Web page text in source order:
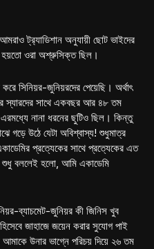
ট্র‍্যাডিশান অনুযায়ী ছোট ভাইদের
হয়তো ওরা অশ্রুসিক্ত ছিল।
সিনিয়র-জুনিয়রদের পেয়েছি। অর্থাৎ
স্যারদের সাথে একবছর আর ৪৮ তম
এরমধ্যে নানা ধরনের ছুটিও ছিল। কিন্তু
গড়ে উঠে যেটা অবিশ্বাস্য! শুধুমাত্র
প্রত্যেকের সাথে প্রত্যেকের এত
শুধু বললেই হলো, আমি একাডেমি
ব্যাচমেট-জুনিয়র কী জিনিস খুব
জাহাজে জয়েন করার সুযোগ পাই
উনার ভাগ্নে পরিচয় দিয়ে ২৬ তম